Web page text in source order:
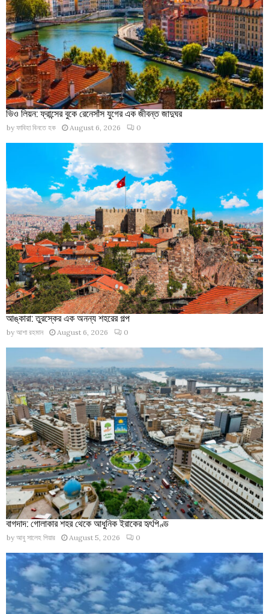
ভিও লিয়ন: ফ্রান্সের বুকে রেনেসাঁস যুগের এক জীবন্ত জাদুঘর
by ফাবিহা বিনতে হক August 6, 2026 0
আঙ্কারা: তুরস্কের এক অনন্য শহরের গল্প
by আশা রহমান August 6, 2026 0
বাগদাদ: গোলাকার শহর থেকে আধুনিক ইরাকের হৃৎপিণ্ড
by আবু সালেহ পিয়ার August 5, 2026 0